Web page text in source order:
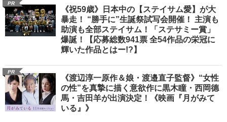
PR
《祝59歳》日本中の【ステイサム愛】が大
暴走！ “勝手に”生誕祭試写会開催！ 主演も
助演も全部ステイサム！「ステサミー賞」
爆誕！【応募総数941票 全54作品の栄冠に
輝いた作品とはー!?】
PR
《渡辺淳一原作＆娘・渡邉直子監督》“女性
の性”を真摯に描く意欲作に黒木瞳・西岡德
馬・吉田羊が出演決定！《映画『月がみて
いる』》